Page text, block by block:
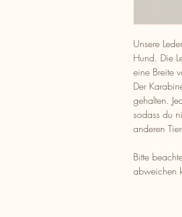
Unsere
Hund. Die
eine Breite
Der
gehalten.
sodass du
anderen
Bitte
abweichen